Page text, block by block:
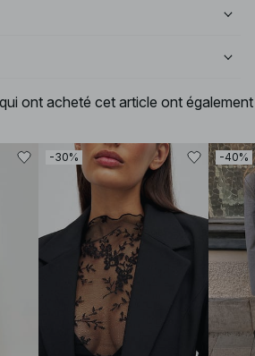
ont acheté cet article ont également
-30% -40%